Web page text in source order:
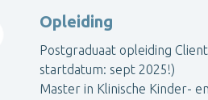
Opleiding
Postgraduaat opleiding
startdatum: sept 2025!)
Master in Klinische Kinder-